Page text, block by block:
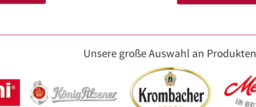
Unsere große Auswahl an Produkten